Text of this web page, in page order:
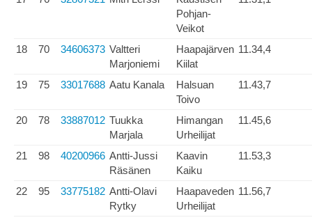
Pohjan-
Veikot
18 70 34606373 Valtteri
Marjoniemi
Haapajärven
Kiilat
11.34,4
19 75 33017688 Aatu Kanala
Halsuan
Toivo
11.43,7
20 78 33887012 Tuukka
Marjala
Himangan
Urheilijat
11.45,6
21 98 40200966 Antti-Jussi
Räsänen
Kaavin
Kaiku
11.53,3
22 95 33775182 Antti-Olavi
Rytky
Haapaveden
Urheilijat
11.56,7